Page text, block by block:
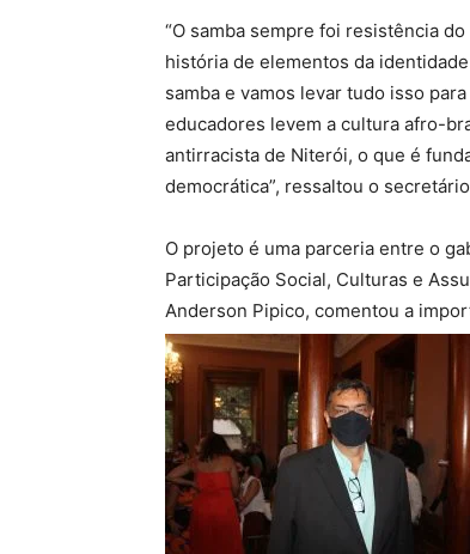
“O samba sempre foi resistência
história de elementos da
samba e vamos levar tudo isso
educadores levem a cultura afro-
antirracista de Niterói, o que é
democrática”, ressaltou o
O projeto é uma parceria entre o
Participação Social, Culturas e
Anderson Pipico, comentou a